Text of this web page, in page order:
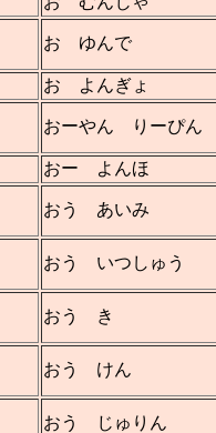
お ゆんで
お よんぎょ
おーやん りーぴん
おー よんほ
おう あいみ
おう いつしゅう
おう き
おう けん
おう じゅりん